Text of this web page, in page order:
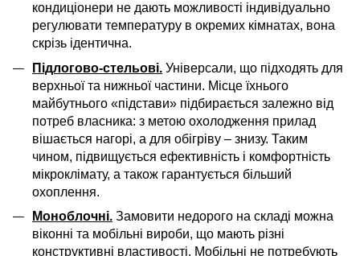
кондиціонери не дають можливості індивідуально
регулювати температуру в окремих кімнатах, вона
скрізь ідентична.
Підлогово-стельові. Універсали, що підходять для
верхньої та нижньої частини. Місце їхнього
майбутнього «підстави» підбирається залежно від
потреб власника: з метою охолодження прилад
вішається нагорі, а для обігріву – знизу. Таким
чином, підвищується ефективність і комфортність
мікроклімату, а також гарантується більший
охоплення.
Моноблочні. Замовити недорого на складі можна
віконні та мобільні вироби, що мають різні
конструктивні властивості. Мобільні не потребують